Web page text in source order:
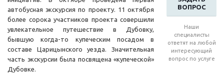
ВОПРОС
Наши
специалисты
ответят на любой
интересующий
вопрос по услуге
автобусная экскурсия по проекту. 11 октября
более сорока участников проекта совершили
увлекательное путешествие в Дубовку,
бывшую когда-то купеческим посадом в
составе Царицынского уезда. Значительная
часть экскурсии была посвящена «купеческой»
Дубовке.